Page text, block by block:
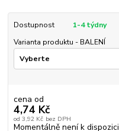
Dostupnost
1-4 týdny
Varianta produktu - BALENÍ
cena od
4,74 Kč
od 3,92 Kč bez DPH
Momentálně není k dispozici